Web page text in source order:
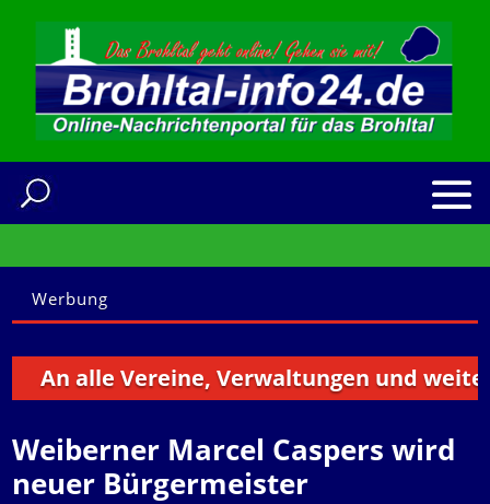
Werbung
alle Vereine, Verwaltungen und weitere
Weiberner Marcel Caspers wird
neuer Bürgermeister